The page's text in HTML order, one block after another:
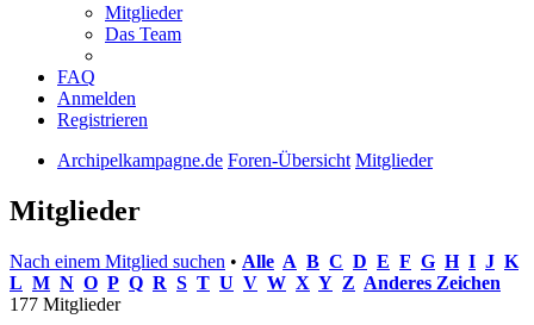
Mitglieder
Das Team
FAQ
Anmelden
Registrieren
Archipelkampagne.de Foren-Übersicht Mitglieder
Mitglieder
Nach einem Mitglied suchen • Alle A B C D E F G H I J K
L M N O P Q R S T U V W X Y Z Anderes Zeichen
177 Mitglieder